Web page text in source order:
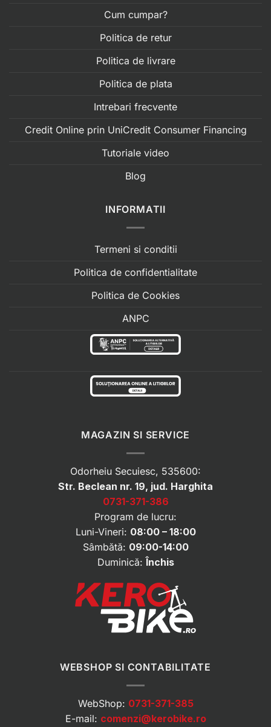
Cum cumpar?
Politica de retur
Politica de livrare
Politica de plata
Intrebari frecvente
Credit Online prin UniCredit Consumer Financing
Tutoriale video
Blog
INFORMATII
Termeni si conditii
Politica de confidentialitate
Politica de Cookies
ANPC
MAGAZIN SI SERVICE
Odorheiu Secuiesc, 535600:
Str. Beclean nr. 19, jud. Harghita
0731-371-386
Program de lucru:
Luni-Vineri: 08:00 – 18:00
Sâmbătă: 09:00-14:00
Duminică:Închis
WEBSHOP SI CONTABILITATE
WebShop: 0731-371-385
E-mail: comenzi@kerobike.ro